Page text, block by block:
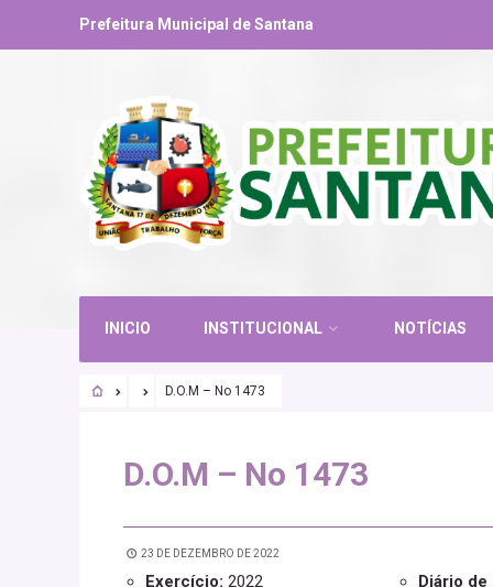
Prefeitura Municipal de Santana
INICIO INSTITUCIONAL NOTÍCIAS
D.O.M – No 1473
D.O.M – No 1473
23 DE DEZEMBRO DE 2022
Exercício: 2022 Diário de